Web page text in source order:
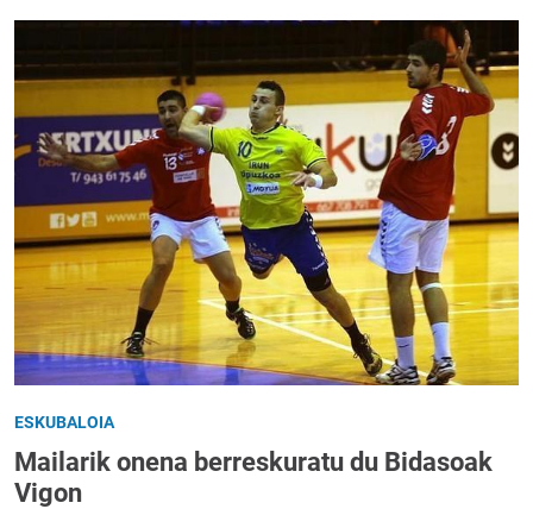
ESKUBALOIA
Mailarik onena berreskuratu du Bidasoak
Vigon